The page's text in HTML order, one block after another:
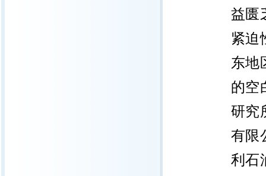
益匮
紧迫
东地
的空
研究
有限
利石